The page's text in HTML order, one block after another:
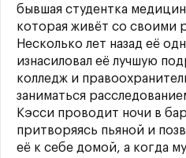
бывшая студентка
которая живёт со своими
Несколько лет назад её
изнасиловал её лучшую
колледж и
заниматься
Кэсси проводит ночи в
притворяясь пьяной и
её к себе домой, а когда